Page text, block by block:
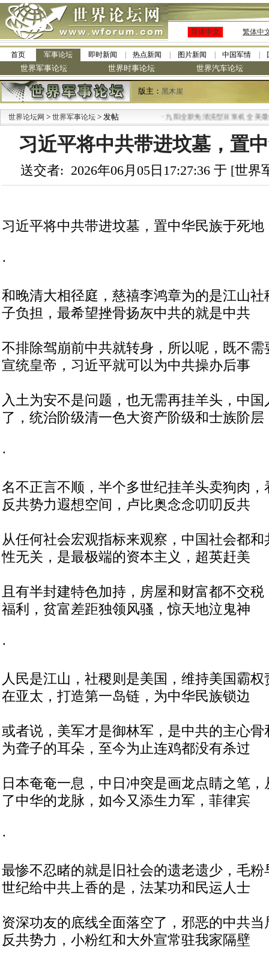
简体中文 繁体中
首页 军事论坛 即时新闻 热点新闻 图片新闻 中国军情
世界军事论坛 世界时事论坛 世界汽车论坛
版主： 黑木崖
世界论坛网 > 世界军事论坛 > 发帖 九阳全新免清洗型豆浆机 全美最低
习近平将中共带进坟墓，置
送交者: 2026年06月05日17:27:36 于 [世
习近平将中共带进坟墓，置中华民族于死地
·
和晚清大相径庭，慈禧李鸿章为的是江山
子负担，最希望挫骨扬灰中共的就是中共
不排除驾崩前中共就转身，所以呢，既不
宣统皇帝，习近平就可以为中共操办后事
入土为安不是问题，也无需再挂羊头，中
了，统治阶级清一色大资产阶级和士族阶层
·
名不正言不顺，半个多世纪挂羊头卖狗肉
反共势力遐想空间，卢比奥念念叨叨反共
从任何社会宏观指标来观察，中国社会都
性无关，是最极端的资本主义，超英赶美
且有半封建特色加持，房屋和财富都不交
福利，贫富差距独领风骚，惊天地泣鬼神
·
人民是江山，社稷则是美国，维持美国霸
在亚太，打造第一岛链，为中华民族锁边
或者说，美军才是御林军，是中共的主心
为聋子的耳朵，至今为止连鸡都没有杀过
日本奄奄一息，中日冲突是画龙点睛之笔
了中华的龙脉，如今又添生力军，菲律宾
·
最惨不忍睹的就是旧社会的遗老遗少，毛
世纪给中共上香的是，法某功和民运人士
资深功友的底线全面落空了，邪恶的中共
反共势力，小粉红和大外宣常驻我家隔壁